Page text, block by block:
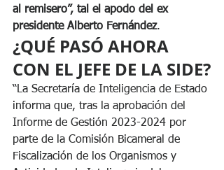
al remisero”, tal el apodo del ex
presidente Alberto Fernández.
¿QUÉ PASÓ AHORA
CON EL JEFE DE LA SIDE?
“La Secretaría de Inteligencia de Estado
informa que, tras la aprobación del
Informe de Gestión 2023-2024 por
parte de la Comisión Bicameral de
Fiscalización de los Organismos y